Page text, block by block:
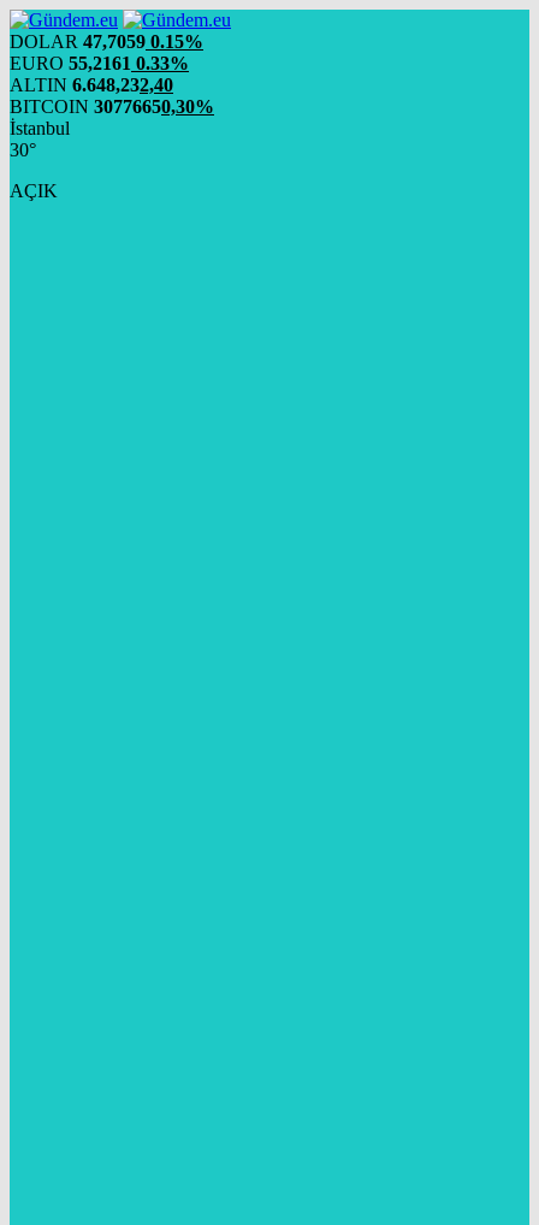
DOLAR 47,7059 0.15%
EURO 55,2161 0.33%
ALTIN 6.648,232,40
BITCOIN 30776650,30%
İstanbul
30°
AÇIK